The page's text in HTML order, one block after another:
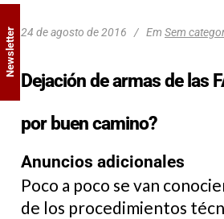
24 de agosto de 2016 Em Sem
Dejación de armas de las
por buen camino?
Anuncios adicionales
Poco a poco se van
de los procedimientos
Newsletter